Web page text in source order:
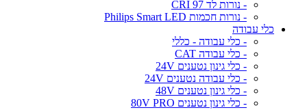
- נורות לד CRI 97
- נורות חכמות Philips Smart LED
כלי עבודה
- כלי עבודה - כללי
- כלי עבודה CAT
- כלי גינון נטענים 24V
- כלי עבודה נטענים 24V
- כלי גינון נטענים 48V
- כלי גינון נטענים 80V PRO